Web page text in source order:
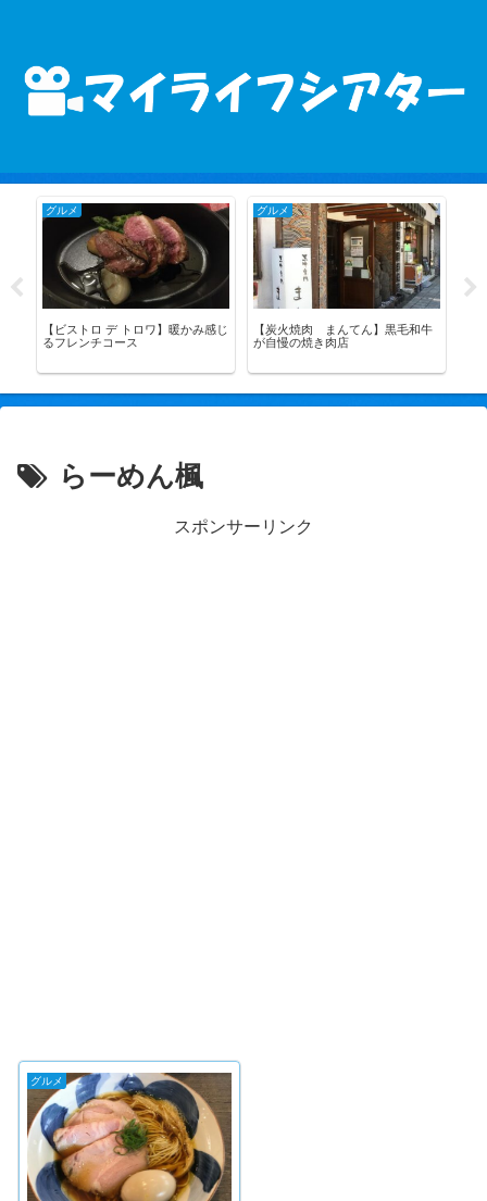
グルメ
【ビストロ デ トロワ】暖かみ感じ
るフレンチコース
グルメ
【炭火焼肉 まんてん】黒毛和牛
が自慢の焼き肉店
らーめん楓
スポンサーリンク
グルメ